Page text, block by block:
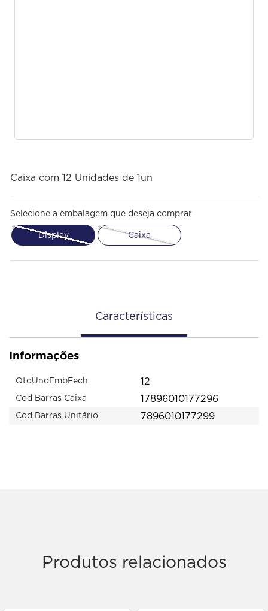
Caixa com 12 Unidades de 1un
Selecione a embalagem que deseja comprar
Display Caixa
Características
Informações
QtdUndEmbFech 12
Cod Barras Caixa 17896010177296
Cod Barras Unitário 7896010177299
Produtos relacionados